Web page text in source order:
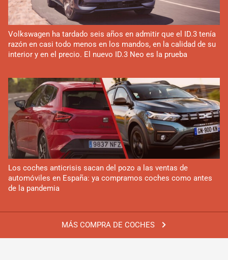
MÁS COMPRA DE COCHES
Volkswagen ha tardado seis años en admitir que el ID.3 tenía
razón en casi todo menos en los mandos, en la calidad de su
interior y en el precio. El nuevo ID.3 Neo es la prueba
Los coches anticrisis sacan del pozo a las ventas de
automóviles en España: ya compramos coches como antes
de la pandemia